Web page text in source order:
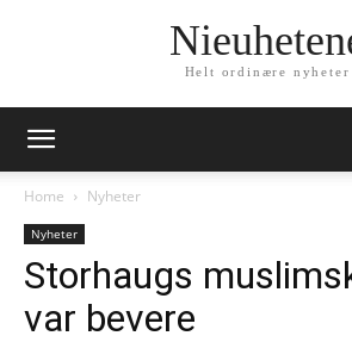
Helt ordinære nyheter
Home Nyheter
Nyheter
Storhaugs
var bevere